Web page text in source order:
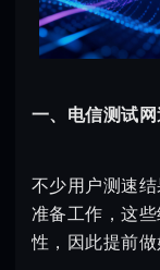
一、电信测试
不少用户测速
准备工作，这
性，因此提前做